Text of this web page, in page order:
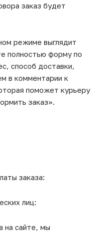
заказ будет
режиме выглядит
полностью форму по
способ доставки,
в комментарии к
поможет курьеру
заказ».
заказа:
лиц:
на сайте, мы